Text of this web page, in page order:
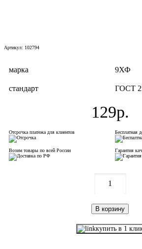
Артикул: 102794
марка 9ХФ
стандарт ГОСТ
129р.
Отсрочка платежа для клиентов Бесплатная
Возим товары по всей России Гарантия
1
В корзину
купить в 1